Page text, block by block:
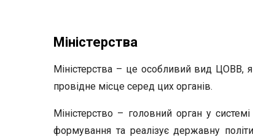
Міністерства
Міністерства – це особливий вид ЦОВВ,
провідне місце серед цих органів.
Міністерство – головний орган у
формування та реалізує державну